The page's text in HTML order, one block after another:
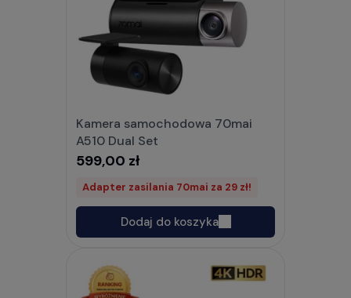
Kamera samochodowa 70mai
A510 Dual Set
599,00 zł
Adapter zasilania 70mai za 29 zł!
Dodaj do koszyka